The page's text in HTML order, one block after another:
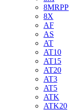
8MRPP
8X
AF
AS
AT
AT10
AT15
AT20
AT3
AT5
ATK
ATK20